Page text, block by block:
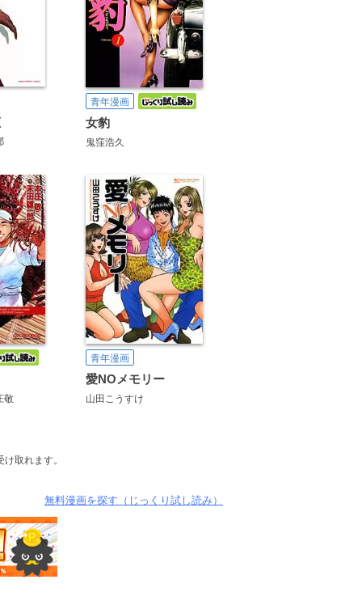
青年漫画
女豹
鬼窪浩久
敬
青年漫画
愛NOメモリー
山田こうすけ
取れます。
無料漫画を探す（じっくり試し読み）